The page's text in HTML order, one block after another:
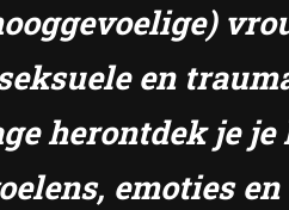
en
herontdek je
emoties